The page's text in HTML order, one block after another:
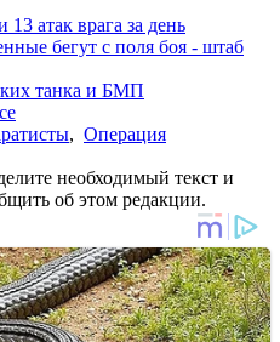
атак врага за день
бегут с поля боя - штаб
танка и БМП
, Операция
необходимый текст и
об этом редакции.